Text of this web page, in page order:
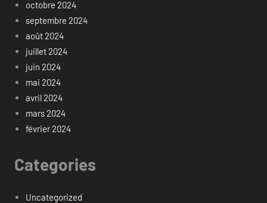
octobre 2024
septembre 2024
août 2024
juillet 2024
juin 2024
mai 2024
avril 2024
mars 2024
février 2024
Categories
Uncategorized